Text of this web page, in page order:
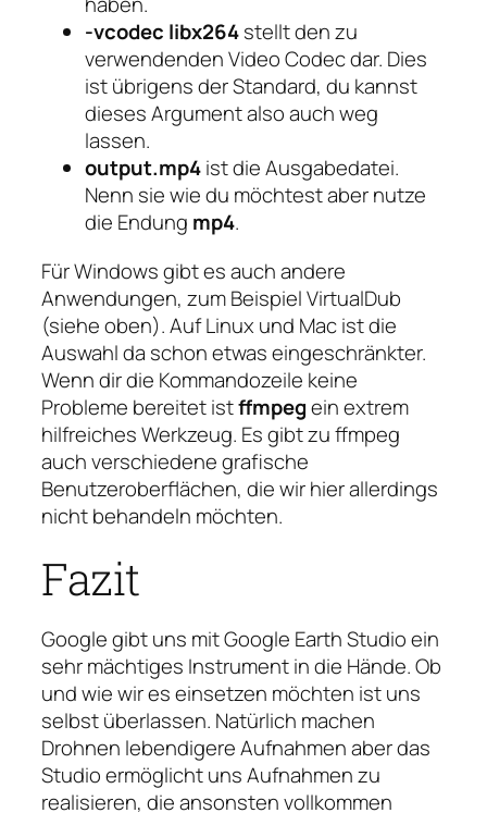
-vcodec libx264stellt den zu
verwendenden Video Codec dar. Dies
ist übrigens der Standard, du kannst
dieses Argument also auch weg
lassen.
output.mp4ist die Ausgabedatei.
Nenn sie wie du möchtest aber nutze
die Endung mp4.
Für Windows gibt es auch andere
Anwendungen, zum Beispiel VirtualDub
(siehe oben). Auf Linux und Mac ist die
Auswahl da schon etwas eingeschränkter.
Wenn dir die Kommandozeile keine
Probleme bereitet istffmpegein extrem
hilfreiches Werkzeug. Es gibt zu ffmpeg
auch verschiedene grafische
Benutzeroberflächen, die wir hier allerdings
nicht behandeln möchten.
Fazit
Google gibt uns mit Google Earth Studio ein
sehr mächtiges Instrument in die Hände. Ob
und wie wir es einsetzen möchten ist uns
selbst überlassen. Natürlich machen
Drohnen lebendigere Aufnahmen aber das
Studio ermöglicht uns Aufnahmen zu
realisieren, die ansonsten vollkommen